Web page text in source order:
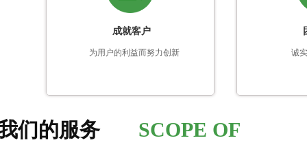
成就客户
为用户的利益而努力创新 诚
们的服务
SCOPE OF